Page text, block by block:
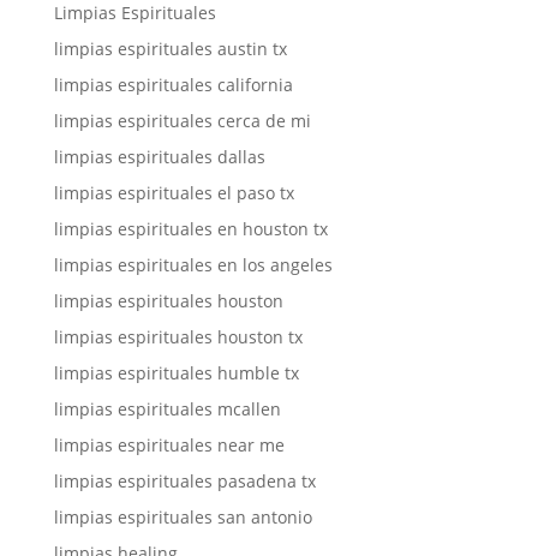
Limpias Espirituales
limpias espirituales austin tx
limpias espirituales california
limpias espirituales cerca de mi
limpias espirituales dallas
limpias espirituales el paso tx
limpias espirituales en houston tx
limpias espirituales en los angeles
limpias espirituales houston
limpias espirituales houston tx
limpias espirituales humble tx
limpias espirituales mcallen
limpias espirituales near me
limpias espirituales pasadena tx
limpias espirituales san antonio